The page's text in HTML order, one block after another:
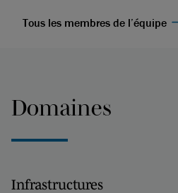
Tous les membres de l’équipe
Domaines
Infrastructures